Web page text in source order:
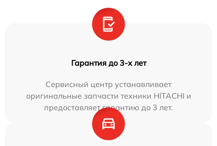
Гарантия до 3-х лет
Сервисный центр устанавливает
оригинальные запчасти техники HITACHI и
предоставляет гарантию до 3 лет.